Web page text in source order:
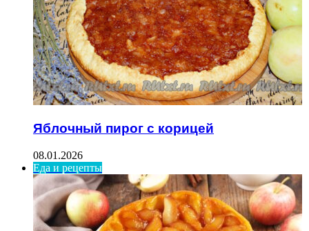
Яблочный пирог с корицей
08.01.2026
Еда и рецепты